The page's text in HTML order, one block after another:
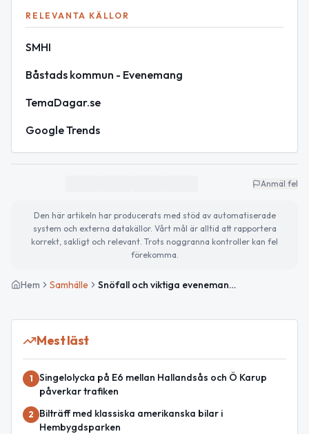
RELEVANTA KÄLLOR
SMHI
Båstads kommun - Evenemang
TemaDagar.se
Google Trends
Anmäl fel
Den här artikeln har producerats med stöd av automatiserade
system och externa datakällor. Vårt mål är alltid att rapportera
korrekt, sakligt och relevant. Trots noggranna kontroller kan fel
förekomma.
Hem Samhälle Snöfall och viktiga evenemang i Båstad idag
Mest läst
1
Singelolycka på E6 mellan Hallandsås och Ö Karup
påverkar trafiken
2
Bilträff med klassiska amerikanska bilar i
Hembygdsparken